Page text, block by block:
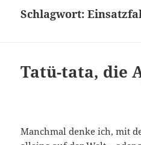
Schlagwort:
Tatü-tata, die
Manchmal denke ich, mit